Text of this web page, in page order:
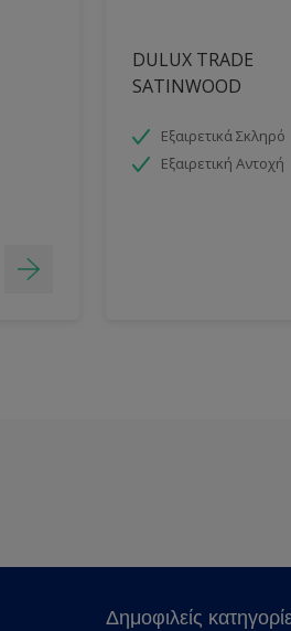
DULUX TRADE
SATINWOOD
Εξαιρετικά Σκληρό
Εξαιρετική Αντοχή
Δημοφιλείς